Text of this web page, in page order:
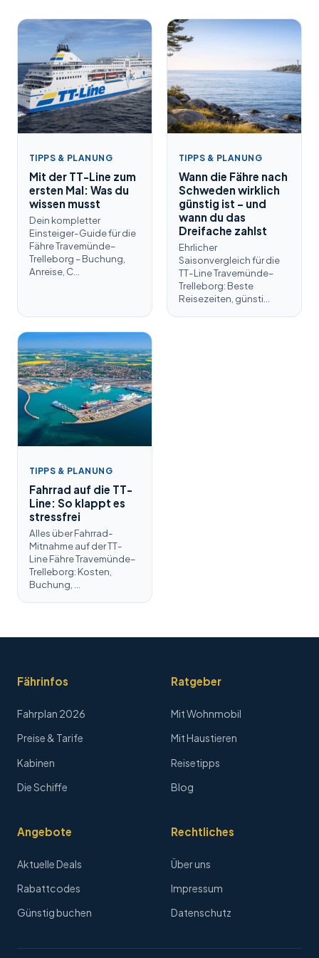
TIPPS & PLANUNG
Mit der TT-Line zum
ersten Mal: Was du
wissen musst
Dein kompletter
Einsteiger-Guide für die
Fähre Travemünde–
Trelleborg – Buchung,
Anreise, C…
TIPPS & PLANUNG
Wann die Fähre nach
Schweden wirklich
günstig ist – und
wann du das
Dreifache zahlst
Ehrlicher
Saisonvergleich für die
TT-Line Travemünde–
Trelleborg: Beste
Reisezeiten, günsti…
TIPPS & PLANUNG
Fahrrad auf die TT-
Line: So klappt es
stressfrei
Alles über Fahrrad-
Mitnahme auf der TT-
Line Fähre Travemünde–
Trelleborg: Kosten,
Buchung, …
Fährinfos
Fahrplan 2026
Preise & Tarife
Kabinen
Die Schiffe
Ratgeber
Mit Wohnmobil
Mit Haustieren
Reisetipps
Blog
Angebote
Aktuelle Deals
Rabattcodes
Günstig buchen
Rechtliches
Über uns
Impressum
Datenschutz